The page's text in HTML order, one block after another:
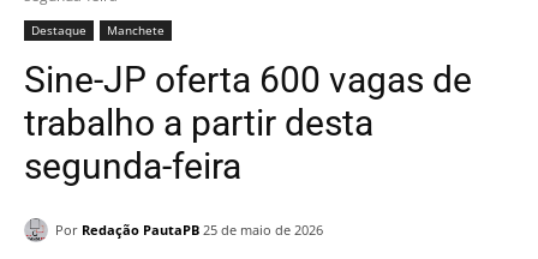
Destaque Manchete
Sine-JP oferta 600 vagas de
trabalho a partir desta
segunda-feira
Por Redação PautaPB 25 de maio de 2026